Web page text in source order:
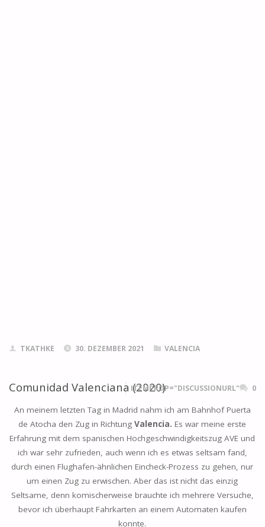
TKATHKE 30. DEZEMBER 2021 VALENCIA
Comunidad Valenciana (2020)ITEMPROP="DISCUSSIONURL" 0
An meinem letzten Tag in Madrid nahm ich am Bahnhof Puerta
de Atocha den Zug in RichtungValencia. Es war meine erste
Erfahrung mit dem spanischen Hochgeschwindigkeitszug AVE und
ich war sehr zufrieden, auch wenn ich es etwas seltsam fand,
durch einen Flughafen-ähnlichen Eincheck-Prozess zu gehen, nur
um einen Zug zu erwischen. Aber das ist nicht das einzig
Seltsame, denn komischerweise brauchte ich mehrere Versuche,
bevor ich überhaupt Fahrkarten an einem Automaten kaufen
konnte.